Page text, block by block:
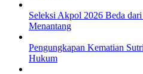
Seleksi Akpol 2026 Beda
Menantang
Pengungkapan Kematian
Hukum